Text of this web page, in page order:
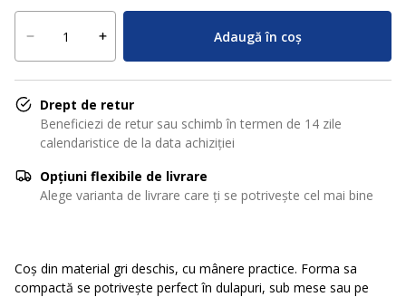
Adaugă în coș
Drept de retur
Beneficiezi de retur sau schimb în termen de 14 zile
calendaristice de la data achiziției
Opțiuni flexibile de livrare
Alege varianta de livrare care ți se potrivește cel mai bine
Coș din material gri deschis, cu mânere practice. Forma sa
compactă se potrivește perfect în dulapuri, sub mese sau pe